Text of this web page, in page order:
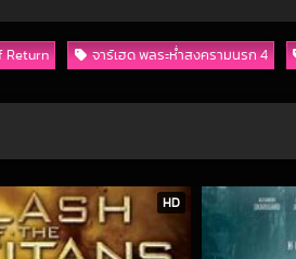
Return จาร์เฮด พลระห่ำสงครามนรก 4
HD